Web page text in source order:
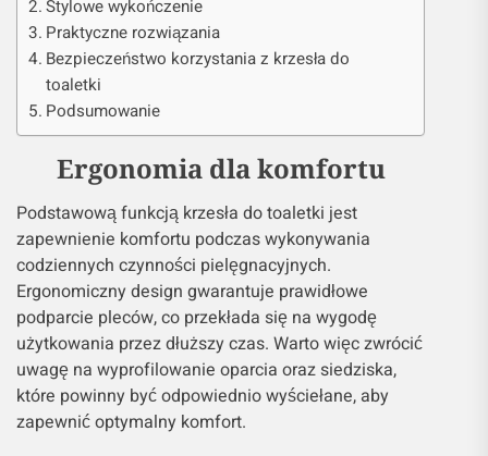
Stylowe wykończenie
Praktyczne rozwiązania
Bezpieczeństwo korzystania z krzesła do
toaletki
Podsumowanie
Ergonomia dla komfortu
Podstawową funkcją krzesła do toaletki jest
zapewnienie komfortu podczas wykonywania
codziennych czynności pielęgnacyjnych.
Ergonomiczny design gwarantuje prawidłowe
podparcie pleców, co przekłada się na wygodę
użytkowania przez dłuższy czas. Warto więc zwrócić
uwagę na wyprofilowanie oparcia oraz siedziska,
które powinny być odpowiednio wyściełane, aby
zapewnić optymalny komfort.